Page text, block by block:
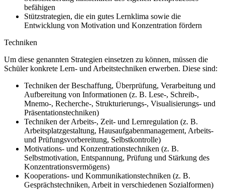
befähigen
Stützstrategien, die ein gutes Lernklima sowie die
Entwicklung von Motivation und Konzentration fördern
Techniken
Um diese genannten Strategien einsetzen zu können, müssen die
Schüler konkrete Lern- und Arbeitstechniken erwerben. Diese sind:
Techniken der Beschaffung, Überprüfung, Verarbeitung und
Aufbereitung von Informationen (z. B. Lese-, Schreib-,
Mnemo-, Recherche-, Strukturierungs-, Visualisierungs- und
Präsentationstechniken)
Techniken der Arbeits-, Zeit- und Lernregulation (z. B.
Arbeitsplatzgestaltung, Hausaufgabenmanagement, Arbeits-
und Prüfungsvorbereitung, Selbstkontrolle)
Motivations- und Konzentrationstechniken (z. B.
Selbstmotivation, Entspannung, Prüfung und Stärkung des
Konzentrationsvermögens)
Kooperations- und Kommunikationstechniken (z. B.
Gesprächstechniken, Arbeit in verschiedenen Sozialformen)